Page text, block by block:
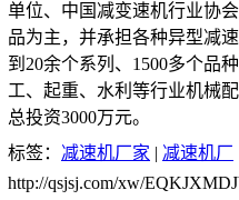
单位、中国减变速机行业协
品为主，并承担各种异型减
到20余个系列、1500多个品
工、起重、水利等行业机械
总投资3000万元。
标签： 减速机厂家 | 减速机厂
http://qsjsj.com/xw/